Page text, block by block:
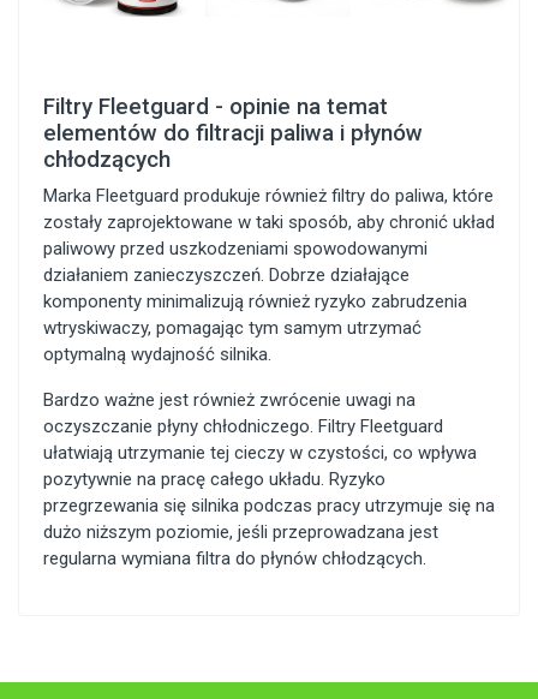
Filtry Fleetguard - opinie na temat
elementów do filtracji paliwa i płynów
chłodzących
Marka Fleetguard produkuje również filtry do paliwa, które
zostały zaprojektowane w taki sposób, aby chronić układ
paliwowy przed uszkodzeniami spowodowanymi
działaniem zanieczyszczeń. Dobrze działające
komponenty minimalizują również ryzyko zabrudzenia
wtryskiwaczy, pomagając tym samym utrzymać
optymalną wydajność silnika.
Bardzo ważne jest również zwrócenie uwagi na
oczyszczanie płyny chłodniczego. Filtry Fleetguard
ułatwiają utrzymanie tej cieczy w czystości, co wpływa
pozytywnie na pracę całego układu. Ryzyko
przegrzewania się silnika podczas pracy utrzymuje się na
dużo niższym poziomie, jeśli przeprowadzana jest
regularna wymiana filtra do płynów chłodzących.